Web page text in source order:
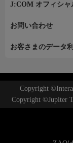
J:COM オフィシャ
お問い合わせ
お客さまのデータ
Copyright
Copyright ©Jupiter